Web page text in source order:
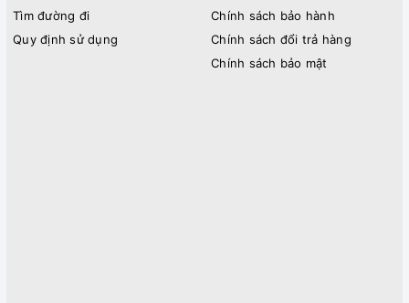
Tìm đường đi
Quy định sử dụng
Chính sách bảo hành
Chính sách đổi trả hàng
Chính sách bảo mật